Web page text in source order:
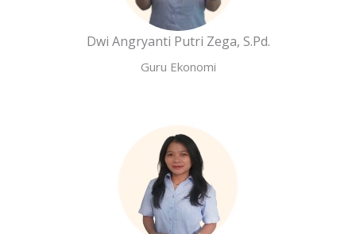
Dwi Angryanti Putri Zega, S.Pd.
Guru Ekonomi